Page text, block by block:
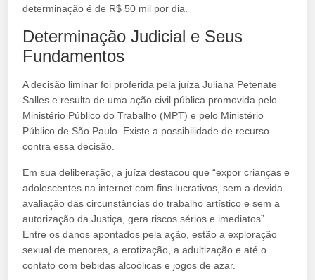
determinação é de R$ 50 mil por dia.
Determinação Judicial e Seus
Fundamentos
A decisão liminar foi proferida pela juíza Juliana Petenate
Salles e resulta de uma ação civil pública promovida pelo
Ministério Público do Trabalho (MPT) e pelo Ministério
Público de São Paulo. Existe a possibilidade de recurso
contra essa decisão.
Em sua deliberação, a juíza destacou que “expor crianças e
adolescentes na internet com fins lucrativos, sem a devida
avaliação das circunstâncias do trabalho artístico e sem a
autorização da Justiça, gera riscos sérios e imediatos”.
Entre os danos apontados pela ação, estão a exploração
sexual de menores, a erotização, a adultização e até o
contato com bebidas alcoólicas e jogos de azar.